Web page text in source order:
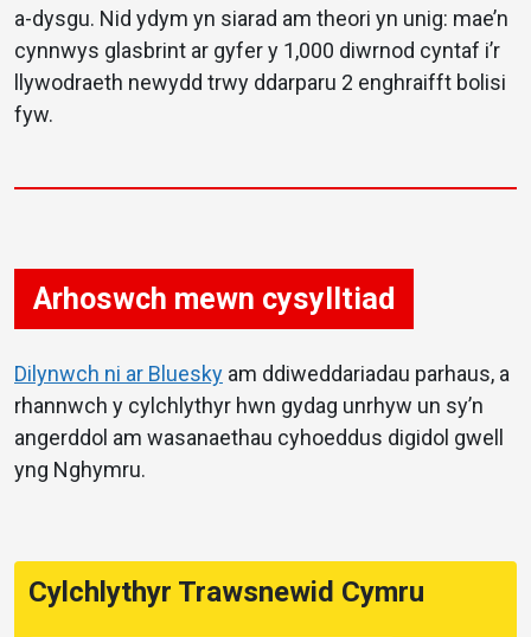
a-dysgu. Nid ydym yn siarad am theori yn unig: mae’n
cynnwys glasbrint ar gyfer y 1,000 diwrnod cyntaf i’r
llywodraeth newydd trwy ddarparu 2 enghraifft bolisi
fyw.
Arhoswch mewn cysylltiad
Dilynwch ni ar Bluesky am ddiweddariadau parhaus, a
rhannwch y cylchlythyr hwn gydag unrhyw un sy’n
angerddol am wasanaethau cyhoeddus digidol gwell
yng Nghymru.
Cylchlythyr Trawsnewid Cymru